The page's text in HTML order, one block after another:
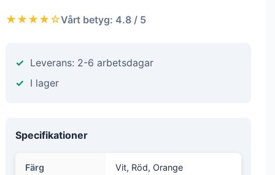
★★★★☆Vårt betyg: 4.8 / 5
Leverans: 2-6 arbetsdagar
I lager
Specifikationer
Färg Vit, Röd, Orange